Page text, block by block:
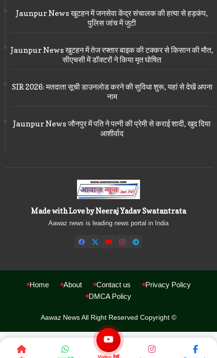
Video देखें
Jaunpur News खुटहन में जनसेवा केंद्र संचालक की हत्या से हड़कंप,
पुलिस जांच में जुटी
Jaunpur News खुटहन में तेज रफ्तार बाइक की टक्कर से किसान की मौत,
सीएचसी में डॉक्टरों ने किया मृत घोषित
SIR 2026: मतदाता सूची डाउनलोड करने की सुविधा शुरू, यहां से देखें अपना
नाम
Jaunpur News जौनपुर में पति ने पत्नी की प्रेमी से कराई शादी, खुद दिया
आशीर्वाद
Made with Love by Neeraj Yadav Swatantrata
Aawaz news is leading news portal in India
Aawaz News All Right Reserved Copyright ©
Home About Contact us
Privacy Policy
DMCA Policy